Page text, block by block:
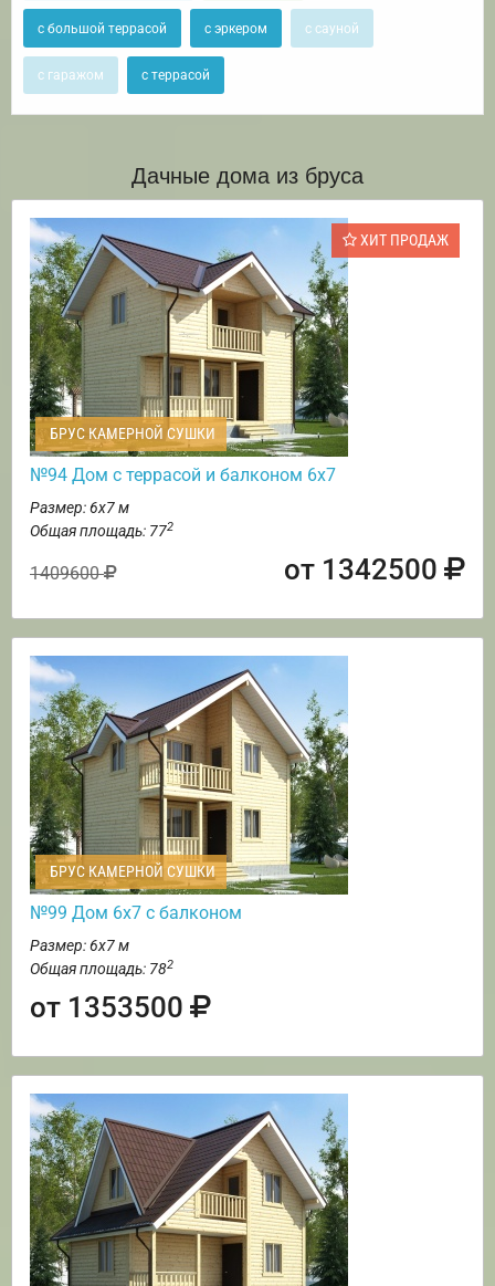
с большой террасой с эркером с сауной
с гаражом с террасой
Дачные дома из бруса
ХИТ ПРОДАЖ
БРУС КАМЕРНОЙ СУШКИ
№94 Дом с террасой и балконом 6х7
Размер: 6х7 м
Общая площадь: 772
1409600 от 1342500
БРУС КАМЕРНОЙ СУШКИ
№99 Дом 6х7 с балконом
Размер: 6х7 м
Общая площадь: 782
от 1353500